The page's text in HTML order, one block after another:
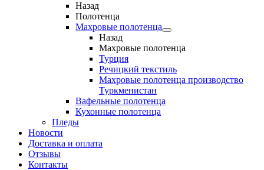
Назад
Полотенца
Махровые полотенца
Назад
Махровые полотенца
Турция
Речицкий текстиль
Махровые полотенца производство
Туркменистан
Вафельные полотенца
Кухонные полотенца
Пледы
Новости
Доставка и оплата
Отзывы
Контакты